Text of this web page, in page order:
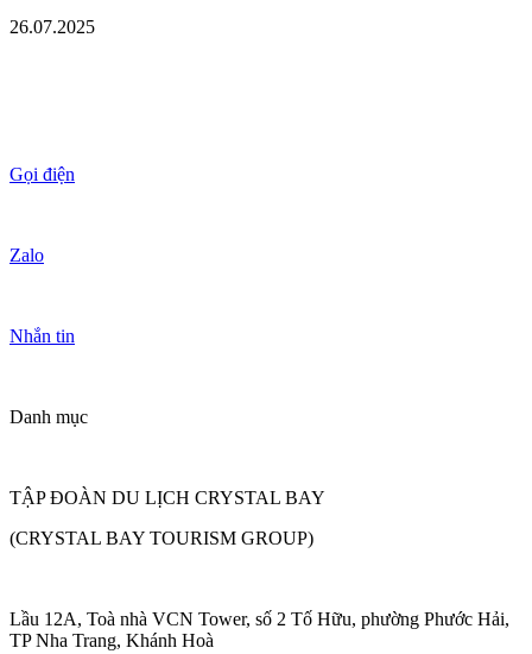
26.07.2025
Gọi điện
Zalo
Nhắn tin
Danh mục
TẬP ĐOÀN DU LỊCH CRYSTAL BAY
(CRYSTAL BAY TOURISM GROUP)
Lầu 12A, Toà nhà VCN Tower, số 2 Tố Hữu, phường Phước Hải,
TP Nha Trang, Khánh Hoà